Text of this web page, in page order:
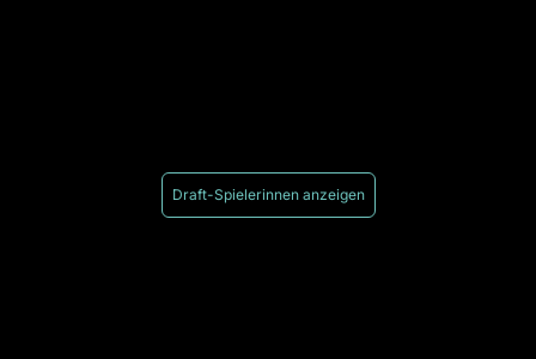
Draft-Spielerinnen anzeigen